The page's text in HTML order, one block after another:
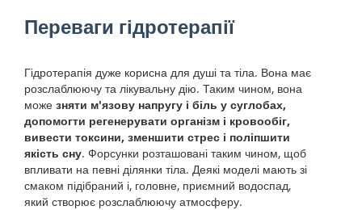
Переваги гідротерапії
Гідротерапія дуже корисна для душі та тіла. Вона має
розслаблюючу та лікувальну дію. Таким чином, вона
може зняти м'язову напругу і біль у суглобах,
допомогти регенерувати організм і кровообіг,
вивести токсини, зменшити стрес і поліпшити
якість сну. Форсунки розташовані таким чином, щоб
впливати на певні ділянки тіла. Деякі моделі мають зі
смаком підібраний і, головне, приємний водоспад,
який створює розслаблюючу атмосферу.